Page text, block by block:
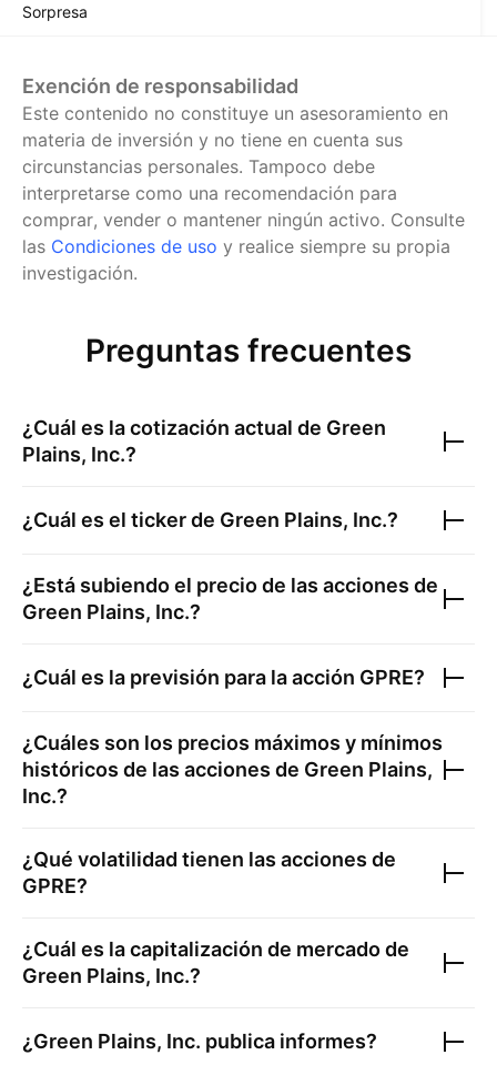
Sorpresa
Exención de responsabilidad
Este contenido no constituye un asesoramiento en
materia de inversión y no tiene en cuenta sus
circunstancias personales. Tampoco debe
interpretarse como una recomendación para
comprar, vender o mantener ningún activo. Consulte
las Condiciones de uso y realice siempre su propia
investigación.
Preguntas frecuentes
¿Cuál es la cotización actual de Green
Plains, Inc.?
¿Cuál es el ticker de Green Plains, Inc.?
¿Está subiendo el precio de las acciones de
Green Plains, Inc.?
¿Cuál es la previsión para la acción GPRE?
¿Cuáles son los precios máximos y mínimos
históricos de las acciones de Green Plains,
Inc.?
¿Qué volatilidad tienen las acciones de
GPRE?
¿Cuál es la capitalización de mercado de
Green Plains, Inc.?
¿Green Plains, Inc. publica informes?